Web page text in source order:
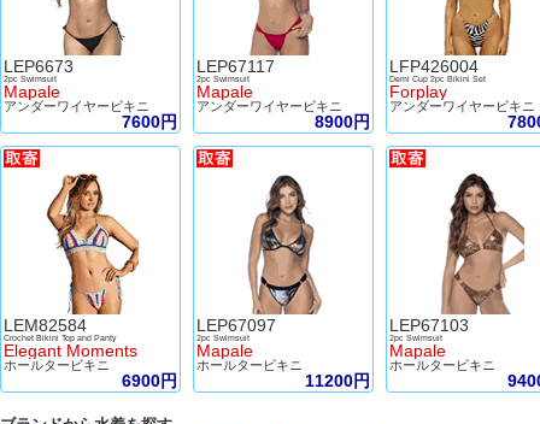
LEP6673
2pc Swimsuit
Mapale
アンダーワイヤービキニ
7600円
LEP67117
2pc Swimsuit
Mapale
アンダーワイヤービキニ
8900円
LFP426004
Demi Cup 2pc Bikini Set
Forplay
アンダーワイヤービキニ
LEM82584
Crochet Bikini Top and Panty
Elegant Moments
ホールタービキニ
6900円
LEP67097
2pc Swimsuit
Mapale
ホールタービキニ
11200円
LEP67103
2pc Swimsuit
Mapale
ホールタービキニ